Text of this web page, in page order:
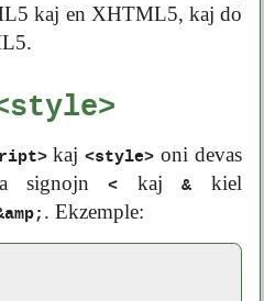
kaj en XHTML5, kaj do
kaj<style> oni devas
signojn< kaj& kiel
. Ekzemple: